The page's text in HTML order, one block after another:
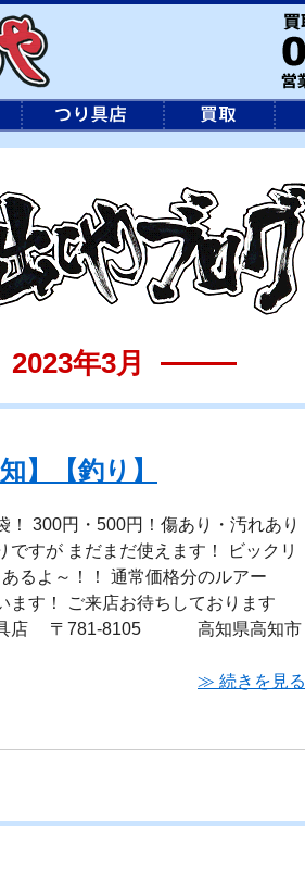
2023年3月
】【釣り】
！ 300円・500円！傷あり・汚れあり
ですが まだまだ使えます！ ビックリ
るよ～！！ 通常価格分のルアー
ます！ ご来店お待ちしております
具店 〒781-8105 高知県高知市
≫ 続きを見る